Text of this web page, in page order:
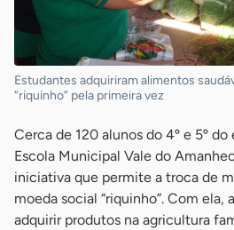
Estudantes adquiriram alimentos
“riquinho” pela primeira vez
Cerca de 120 alunos do 4º e 5º
Escola Municipal Vale do
iniciativa que permite a troca de
moeda social “riquinho”. Com ela,
adquirir produtos na agricultura